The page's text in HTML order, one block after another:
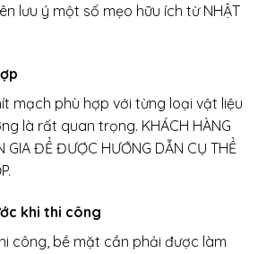
lưu ý một số mẹo hữu ích từ NHẬT
mạch phù hợp với từng loại vật liệu
là rất quan trọng. KHÁCH HÀNG
GIA ĐỂ ĐƯỢC HƯỚNG DẪN CỤ THỂ
khi thi công
công, bề mặt cần phải được làm